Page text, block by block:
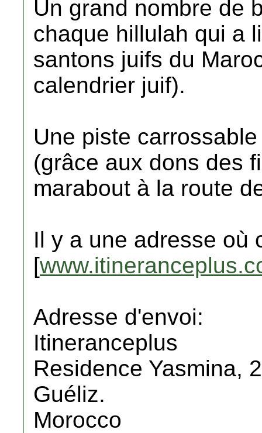
Un grand nombre de
chaque hillulah qui a
santons juifs du
calendrier juif).
Une piste
(grâce aux dons des
marabout à la route
Il y a une adresse où
[
Adresse d'envoi:
Itineranceplus
Residence Yasmina,
Guéliz.
Morocco